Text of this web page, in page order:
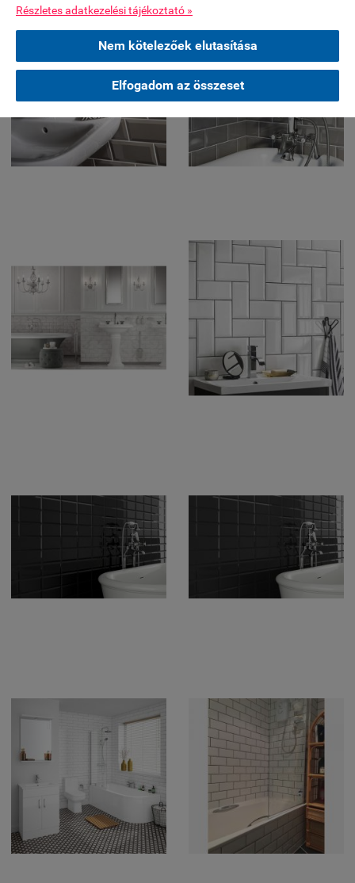
Részletes adatkezelési tájékoztató »
Nem kötelezőek elutasítása
Elfogadom az összeset